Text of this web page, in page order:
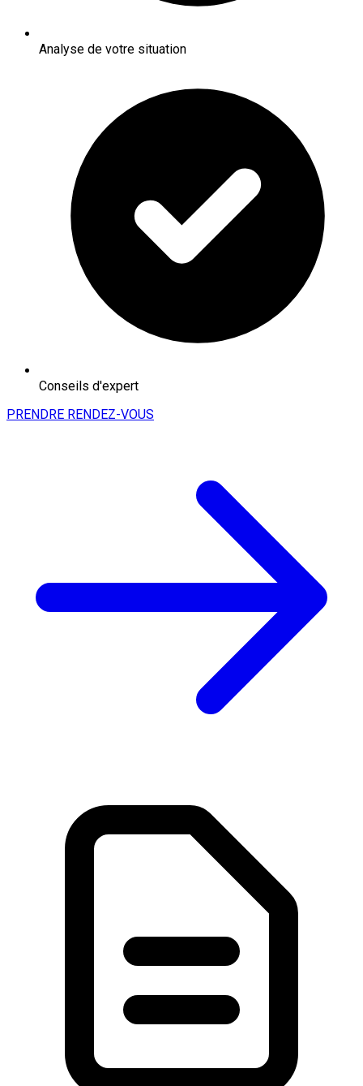
Analyse de votre situation
Conseils d'expert
PRENDRE RENDEZ-VOUS